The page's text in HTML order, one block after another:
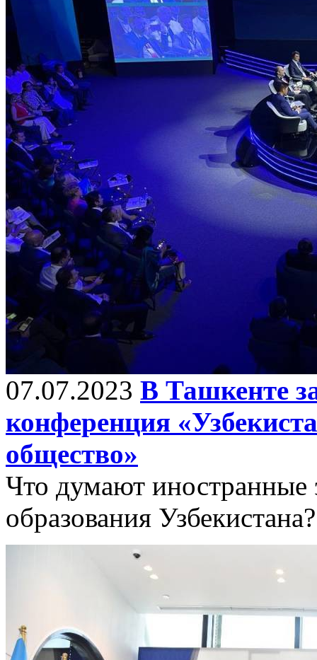
07.07.2023 В Ташкенте
конференция
общество»
Что думают иностранные
образования Узбекистана?